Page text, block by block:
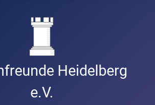
Heidelberg
e.V.